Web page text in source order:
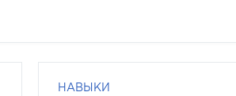
НАВЫКИ